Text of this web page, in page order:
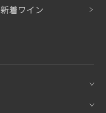
新着ワイン